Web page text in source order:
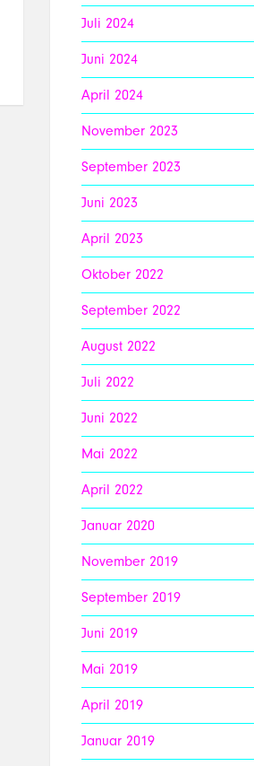
Juli 2024
Juni 2024
April 2024
November 2023
September 2023
Juni 2023
April 2023
Oktober 2022
September 2022
August 2022
Juli 2022
Juni 2022
Mai 2022
April 2022
Januar 2020
November 2019
September 2019
Juni 2019
Mai 2019
April 2019
Januar 2019